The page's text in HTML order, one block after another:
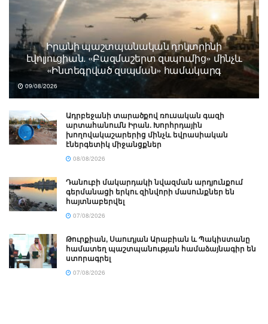
Իրանի պաշտպանական դոկտրինի
էվոլյուցիան. «Բազմաշերտ զսպումից» մինչև
«Ինտեգրված զսպման» համակարգ
09/08/2026
Ադրբեջանի տարածքով ռուսական գազի
արտահանումն Իրան. Խորհրդային
խողովակաշարերից մինչև եվրասիական
էներգետիկ միջանցքներ
08/08/2026
Դանուբի մակարդակի նվազման արդյունքում
գերմանացի երկու զինվորի մասունքներ են
հայտնաբերվել
07/08/2026
Թուրքիան, Սաուդյան Արաբիան և Պակիստանը
համատեղ պաշտպանության համաձայնագիր են
ստորագրել
07/08/2026